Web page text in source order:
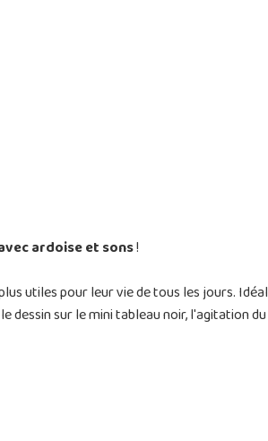
ardoise et sons!
utiles pour leur vie de tous les jours. Idéal
dessin sur le mini tableau noir, l'agitation du